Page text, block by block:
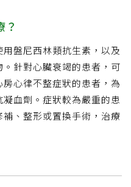
盤尼西林類抗生素，以及
針對心臟衰竭的患者，可
心律不整症狀的患者，為
血劑。症狀較為嚴重的患
、整形或置換手術，治療